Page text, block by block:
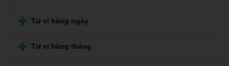
Tử vi hàng ngày
Tử vi hàng tháng